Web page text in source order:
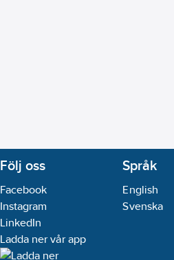
Följ oss
Facebook
Instagram
LinkedIn
Ladda ner vår app
Språk
English
Svenska